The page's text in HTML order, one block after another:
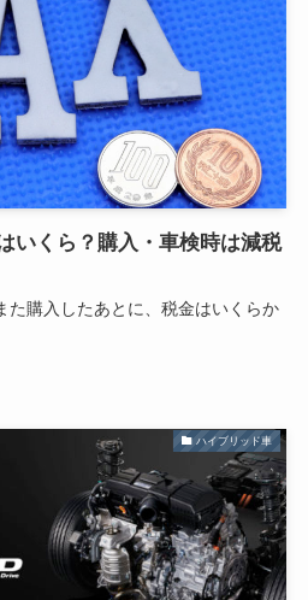
いくら？購入・車検時は減税
た購入したあとに、税金はいくらか
ハイブリッド車